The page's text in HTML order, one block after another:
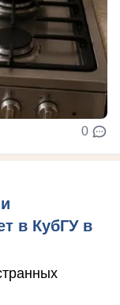
0
в КубГУ в